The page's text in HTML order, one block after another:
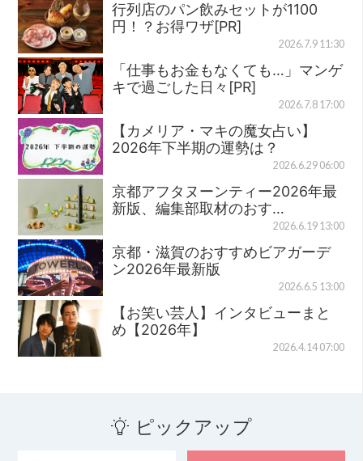
行列店のパン飲みセットが1100
円！？お得ワザ[PR]
2026.7.9 11:30
「仕事もお金もなくても…」マンゲ
キで過ごした日々[PR]
2026.7.8 17:00
【カメリア・マキの魔女占い】
2026年下半期の運勢は？
2026.6.29 06:00
京都アフタヌーンティー2026年最
新版、編集部取材のおす…
2026.6.19 13:00
京都・滋賀のおすすめビアガーデ
ン2026年最新版
2026.6.5 13:00
【お笑い芸人】インタビューまと
め【2026年】
2026.4.14 07:00
ピックアップ